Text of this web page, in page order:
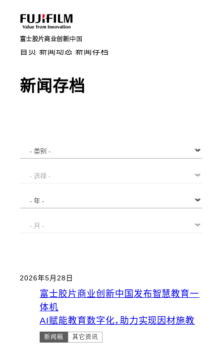
富士胶片商业创新 中国
首页 新闻动态 新闻存档
新闻存档
2026年5月28日
富士胶片商业创新中国发布智慧教育一
体机
AI赋能教育数字化，助力实现因材施教
新闻稿 其它资讯